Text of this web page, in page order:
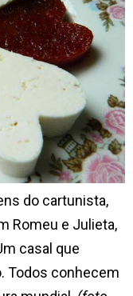
do cartunista,
Romeu e Julieta,
casal que
Todos conhecem